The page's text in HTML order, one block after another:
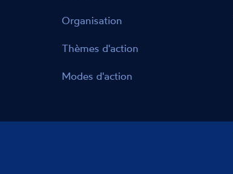
Organisation
Thèmes d'action
Modes d'action